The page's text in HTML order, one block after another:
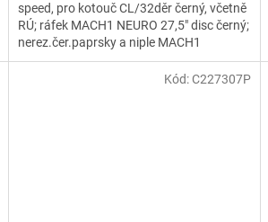
speed, pro kotouč CL/32děr černý, včetně
RÚ; ráfek MACH1 NEURO 27,5" disc černý;
nerez.čer.paprsky a niple MACH1
Kód:C227307P